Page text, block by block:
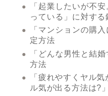
「起業したいが不
っている」 に対する
「マンションの購
定方法
「どんな男性と結
方法
「疲れやすくヤル
ル気が出る方法は?」